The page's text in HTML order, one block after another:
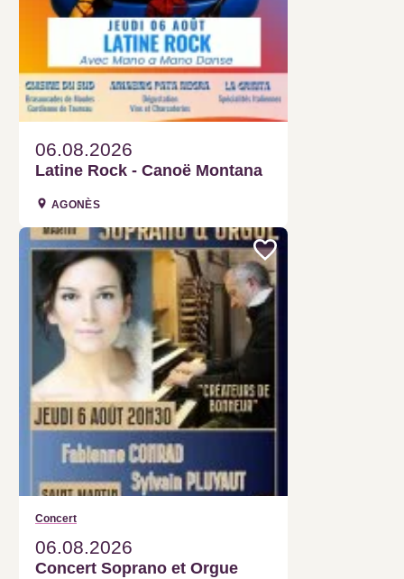
06.08.2026
Latine Rock - Canoë Montana
AGONÈS
Concert
06.08.2026
Concert Soprano et Orgue